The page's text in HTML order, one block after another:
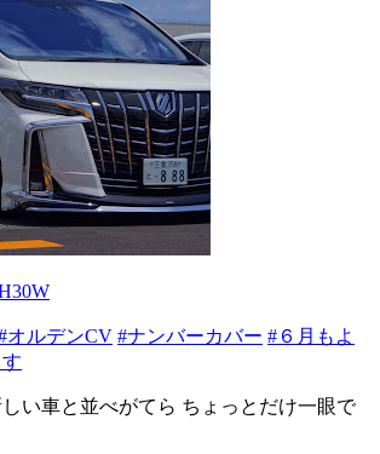
オルデンCV #ナンバーカバー #６月もよ
い車と並べがてら ちょっとだけ一眼で